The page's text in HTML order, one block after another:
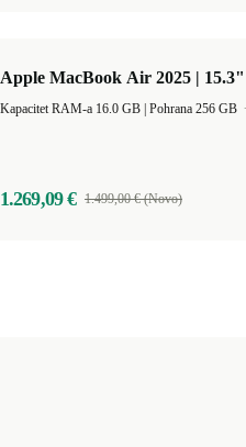
Apple MacBook Air 2025 |
Pohrana 256 GB
1.269,09 € 1.499,00 € (Novo)